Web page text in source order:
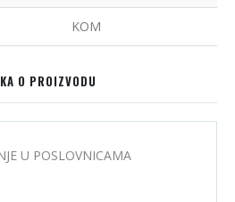
KOM
O PROIZVODU
U POSLOVNICAMA